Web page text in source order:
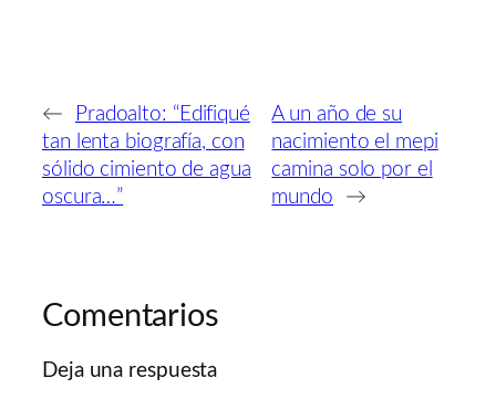
←
Pradoalto: “Edifiqué
tan lenta biografía, con
sólido cimiento de agua
oscura…”
A un año de su
nacimiento el mepi
camina solo por el
mundo
→
Comentarios
Deja una respuesta